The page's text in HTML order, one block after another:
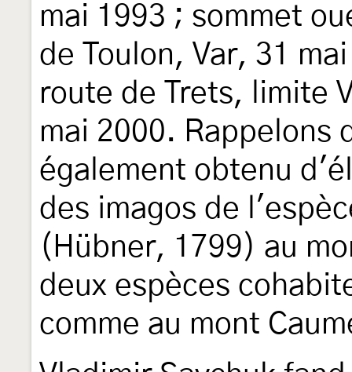
mai 1993 ; sommet
de Toulon, Var, 31
route de Trets, limite
mai 2000. Rappelons
également obtenu
des imagos de
(Hübner, 1799) au
deux espèces
comme au mont